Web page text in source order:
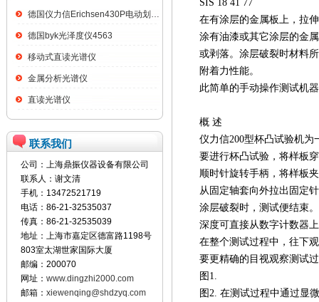
德国仪力信Erichsen430P电动划格试验仪
德国byk光泽度仪4563
移动式直读光谱仪
金属分析光谱仪
直读光谱仪
联系我们
公司：上海鼎振仪器设备有限公司
联系人：谢文清
手机：13472521719
电话：86-21-32535037
传真：86-21-32535039
地址：上海市嘉定区德富路1198号
803室太湖世家国际大厦
邮编：200070
网址： www.dingzhi2000.com
邮箱： xiewenqing@shdzyq.com
SIS 18 41 77
在有涂层的金属板上，拉
涂有油漆或其它涂层的金
或剥落。涂层破裂时材料
附着力性能。
此简单的手动操作测试机
概 述
仪力信200型杯凸试验机为
要进行杯凸试验，将样板
顺时针旋转手柄，将样板
从固定轴套向外拉出固定
涂层破裂时，测试便结束。
深度可直接从数字计数器
在整个测试过程中，往下
要更精确的目视观察测试
图1.
图2. 在测试过程中通过显